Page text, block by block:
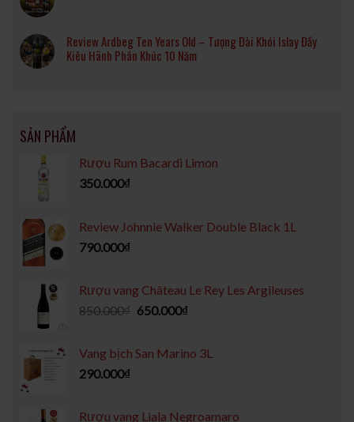
Review Ardbeg Ten Years Old – Tượng Đài Khói Islay Đầy
Kiêu Hãnh Phân Khúc 10 Năm
SẢN PHẨM
Rượu Rum Bacardi Limon
350.000₫
Review Johnnie Walker Double Black 1L
790.000₫
Rượu vang Château Le Rey Les Argileuses
850.000₫ 650.000₫
Vang bịch San Marino 3L
290.000₫
Rượu vang Liala Negroamaro